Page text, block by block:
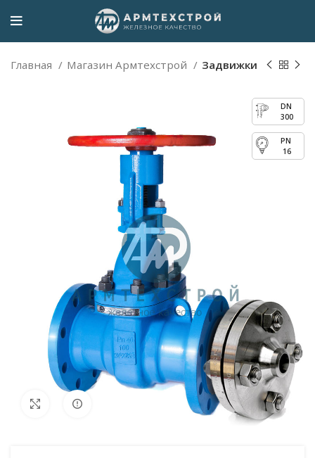
Главная Магазин Армтехстрой Задвижки
300
16
УвеличитьВнешний вид изделия может отличаться
от фото представленных на странице!